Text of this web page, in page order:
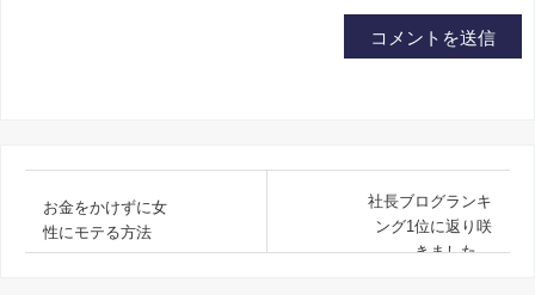
お金をかけずに女
性にモテる方法
社長ブログランキ
ング1位に返り咲
きました。